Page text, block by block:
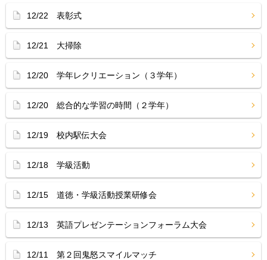
12/22 表彰式
12/21 大掃除
12/20 学年レクリエーション（３学年）
12/20 総合的な学習の時間（２学年）
12/19 校内駅伝大会
12/18 学級活動
12/15 道徳・学級活動授業研修会
12/13 英語プレゼンテーションフォーラム大会
12/11 第２回鬼怒スマイルマッチ